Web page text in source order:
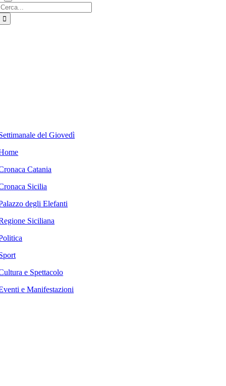
del Giovedì
Catania
Sicilia
degli Elefanti
Siciliana
e Spettacolo
e Manifestazioni